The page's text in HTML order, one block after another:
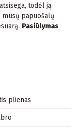
todėl ją
mūsų papuošalų
Pasiūlymas
plienas